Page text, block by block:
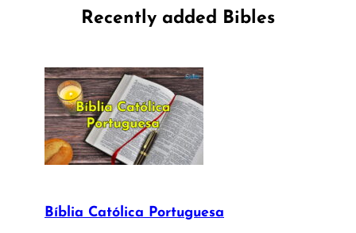
Recently added Bibles
Bíblia Católica Portuguesa